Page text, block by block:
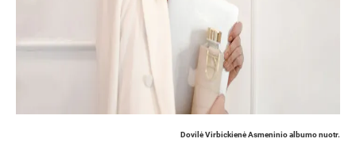
Dovilė Virbickienė Asmeninio albumo nuotr.